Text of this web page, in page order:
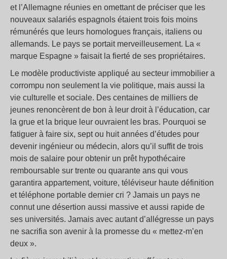
et l’Allemagne réunies en omettant de préciser que les
nouveaux salariés espagnols étaient trois fois moins
rémunérés que leurs homologues français, italiens ou
allemands. Le pays se portait merveilleusement. La «
marque Espagne » faisait la fierté de ses propriétaires.
Le modèle productiviste appliqué au secteur immobilier a
corrompu non seulement la vie politique, mais aussi la
vie culturelle et sociale. Des centaines de milliers de
jeunes renoncèrent de bon à leur droit à l’éducation, car
la grue et la brique leur ouvraient les bras. Pourquoi se
fatiguer à faire six, sept ou huit années d’études pour
devenir ingénieur ou médecin, alors qu’il suffit de trois
mois de salaire pour obtenir un prêt hypothécaire
remboursable sur trente ou quarante ans qui vous
garantira appartement, voiture, téléviseur haute définition
et téléphone portable dernier cri ? Jamais un pays ne
connut une désertion aussi massive et aussi rapide de
ses universités. Jamais avec autant d’allégresse un pays
ne sacrifia son avenir à la promesse du « mettez-m’en
deux ».